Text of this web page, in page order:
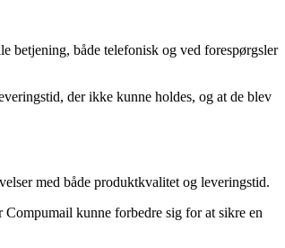
betjening, både telefonisk og ved forespørgsler
der ikke kunne holdes, og at de blev
med både produktkvalitet og leveringstid.
kunne forbedre sig for at sikre en